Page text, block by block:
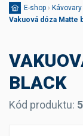
E-shop › Kávovary
Vakuová dóza Matte
BLACK
Kód produktu: